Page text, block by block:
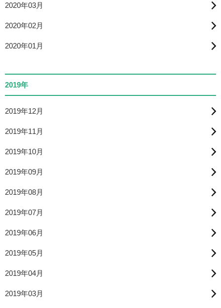
2020年03月
2020年02月
2020年01月
2019年
2019年12月
2019年11月
2019年10月
2019年09月
2019年08月
2019年07月
2019年06月
2019年05月
2019年04月
2019年03月